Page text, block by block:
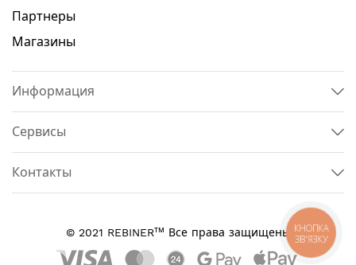
Технические характеристики:
Тип двигателя: бензиновый
Тактность двигателя: двухтактный
Объем двигателя: 56 куб.см.
Объем топливного бака: 1.2 л
Ширина скашивания леской: 415 мм
Ширина скашивания ножом / диском: 254 мм
Рукоятка: разборная, регулируемая
Тип рукоятки: U-образная (велосипедная)
Максимальное количество оборотов: 8900 об /
Приводной вал: жесткий, неразборный
Диаметр штанги: 28 мм
Партнеры
Магазины
Информация
Сервисы
Контакты
© 2021 REBINERтм Все права защищены
КНОПКА
ЗВ'ЯЗКУ